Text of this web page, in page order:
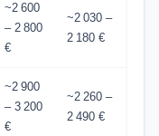
~2 600
– 2 800
€
~2 030 –
2 180 €
~2 900
– 3 200
€
~2 260 –
2 490 €